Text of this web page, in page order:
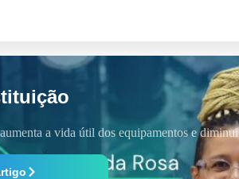
a vida útil dos equipamentos e diminui